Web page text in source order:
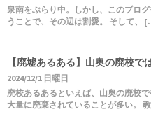
泉南をぶらり中。しかし、このブロ
うことで、その辺は割愛。 そして、
【廃墟あるある】山奥の廃校
2024/12/1 日曜日
廃校あるあるといえば、山奥の廃校
大量に廃棄されていることが多い。